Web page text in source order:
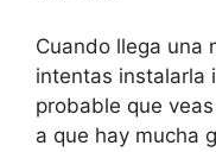
Cuando llega una
intentas instalarla
probable que
a que hay mucha